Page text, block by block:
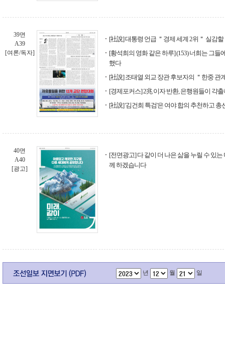
39면
A39
[여론/독자]
[社說] 대통령 언급 ＂경제 세계 2위＂ 실감
[황석희의 영화 같은 하루] (153) 너희는 그들
했다
[社說] 조태열 외교 장관 후보자의 ＂한중 관
[경제포커스] 2兆 이자 반환, 은행원들이 갹
[社說] '김건희 특검'은 여야 합의 추천하고 총
40면
A40
[광고]
[전면광고] 다 같이 더 나은 삶을 누릴 수 있
께 하겠습니다
년 월 일